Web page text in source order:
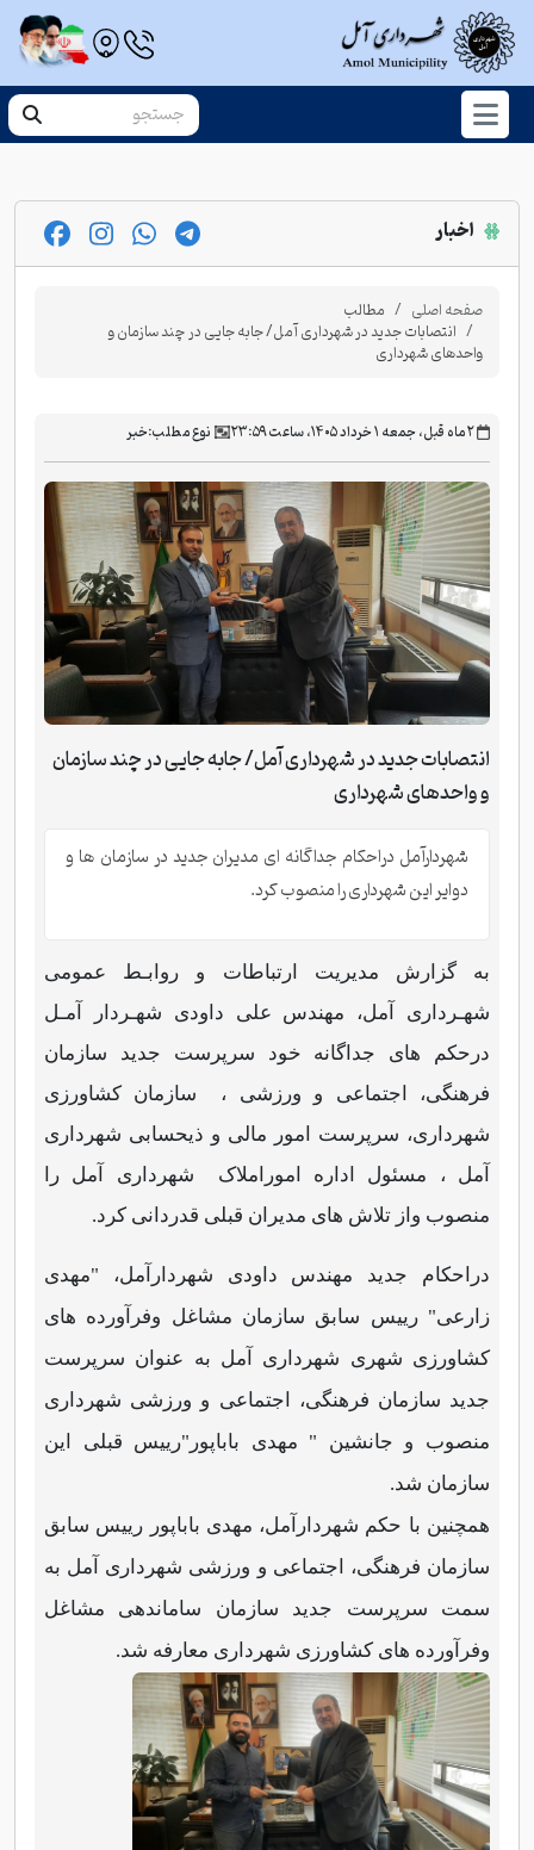
اخبار
صفحه اصلی مطالب
انتصابات جدید در شهرداری آمل/ جابه جایی در چند سازمان و
واحدهای شهرداری
‫۲ ماه قبل، جمعه ۱ خرداد ۱۴۰۵، ساعت ۲۳:۵۹ نوع مطلب:خبر
انتصابات جدید در شهرداری آمل/ جابه جایی در چند سازمان
و واحدهای شهرداری
شهردارآمل دراحکام جداگانه ای مدیران جدید در سازمان ها و
دوایر این شهرداری را منصوب کرد.
به گزارش مدیریت ارتباطات و روابـط عمومی
شهـرداری آمل، مهندس علی داودی شهـردار آمـل
درحکم های جداگانه خود سرپرست جدید سازمان
فرهنگی، اجتماعی و ورزشی ،
سازمان کشاورزی
شهرداری، سرپرست امور مالی و ذیحسابی شهرداری
آمل ، مسئول اداره اموراملاک
شهرداری آمل را
منصوب واز تلاش های مدیران قبلی قدردانی کرد.
دراحکام جدید مهندس داودی شهردارآمل،‌ "مهدی
زارعی" رییس سابق سازمان مشاغل وفرآورده های
کشاورزی شهری شهرداری آمل به عنوان سرپرست
جدید سازمان فرهنگی، اجتماعی و ورزشی شهرداری
منصوب و جانشین " مهدی باباپور"‌رییس قبلی این
سازمان شد.
همچنین با حکم شهردارآمل، مهدی باباپور رییس سابق
سازمان فرهنگی، اجتماعی و ورزشی شهرداری آمل به
سمت سرپرست جدید سازمان ساماندهی مشاغل
وفرآورده های کشاورزی شهرداری معارفه شد.